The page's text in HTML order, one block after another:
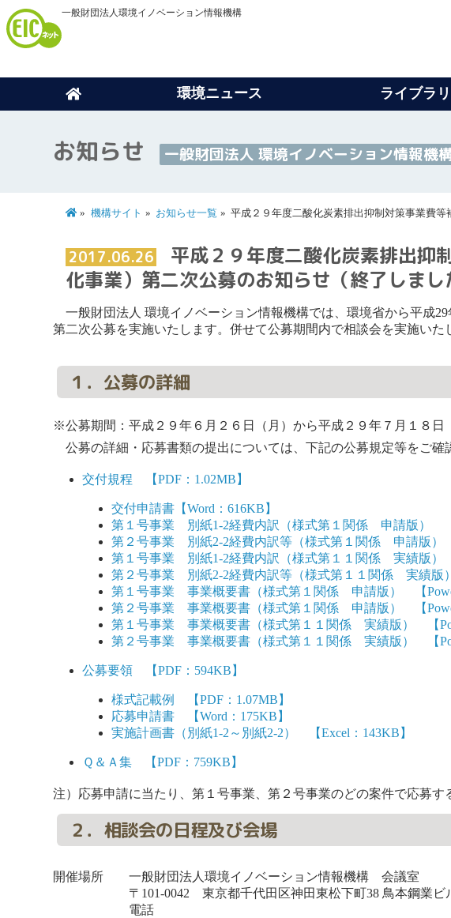
一般財団法人環境イノベーション情報機構
環境ニュース ライブラリ
お知らせ 一般財団法人 環境イノベーション情報機
機構サイト お知らせ一覧 平成２９年度二酸化炭素排出抑制対策事業費
2017.06.26
平成２９年度二酸化炭素排出抑
化事業）第二次公募のお知らせ（終了しまし
一般財団法人 環境イノベーション情報機構では、環境省から平成
第二次公募を実施いたします。併せて公募期間内で相談会を実施いた
１．公募の詳細
※公募期間：平成２９年６月２６日（月）から平成２９年７月１８日
公募の詳細・応募書類の提出については、下記の公募規定等をご確
交付規程 【PDF：1.02MB】
交付申請書【Word：616KB】
第１号事業 別紙1-2経費内訳（様式第１関係 申請版） 【
第２号事業 別紙2-2経費内訳等（様式第１関係 申請版）
第１号事業 別紙1-2経費内訳（様式第１１関係 実績版）
第２号事業 別紙2-2経費内訳等（様式第１１関係 実績版
第１号事業 事業概要書（様式第１関係 申請版） 【
第２号事業 事業概要書（様式第１関係 申請版） 【
第１号事業 事業概要書（様式第１１関係 実績版） 【
第２号事業 事業概要書（様式第１１関係 実績版） 【
公募要領 【PDF：594KB】
様式記載例 【PDF：1.07MB】
応募申請書 【Word：175KB】
実施計画書（別紙1-2～別紙2-2） 【Excel：143KB】
Ｑ＆Ａ集 【PDF：759KB】
注）応募申請に当たり、第１号事業、第２号事業のどの案件で応募
２．相談会の日程及び会場
開催場所
一般財団法人環境イノベーション情報機構 会議室
〒101-0042 東京都千代田区神田東松下町38 鳥本鋼業ビ
電話